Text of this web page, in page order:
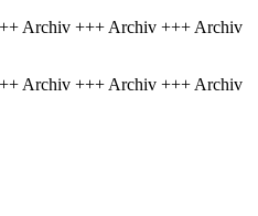
Archiv +++ Archiv +++ Archiv
Archiv +++ Archiv +++ Archiv